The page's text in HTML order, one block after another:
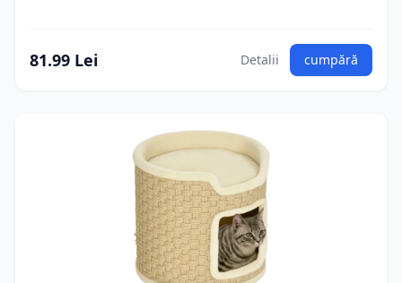
81.99 Lei Detalii cumpără